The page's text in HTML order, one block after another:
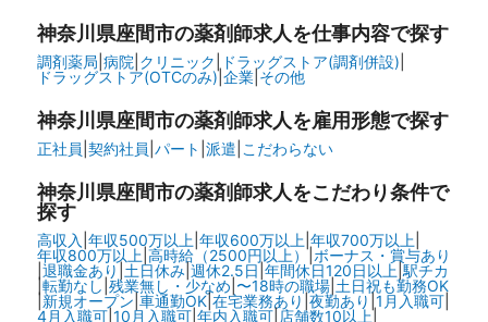
神奈川県座間市の薬剤師求人を仕事内容で探す
調剤薬局 病院 クリニック ドラッグストア(調剤併設)
ドラッグストア(OTCのみ)| 企業| その他
神奈川県座間市の薬剤師求人を雇用形態で探す
正社員 契約社員 パート 派遣 こだわらない
神奈川県座間市の薬剤師求人をこだわり条件で
探す
高収入 年収500万以上 年収600万以上 年収700万以上
年収800万以上 高時給（2500円以上）| ボーナス・賞与あり
退職金あり 土日休み| 週休2.5日 年間休日120日以上 駅チカ
|転勤なし 残業無し・少なめ 〜18時の職場| 土日祝も勤務OK
|新規オープン 車通勤OK|在宅業務あり 夜勤あり 1月入職可|
4月入職可| 10月入職可| 年内入職可| 店舗数10以上|